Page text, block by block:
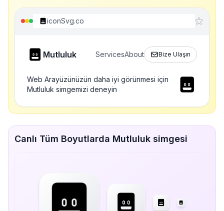
iconSvg.co
Mutluluk ServicesAbout Bize Ulaşın
Web Arayüzünüzün daha iyi görünmesi için
Mutluluk simgemizi deneyin
Canlı Tüm Boyutlarda Mutluluk simgesi